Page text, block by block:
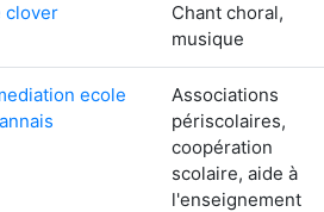
clover
Chant choral,
musique
ecole
Associations
périscolaires,
coopération
scolaire, aide à
l'enseignement